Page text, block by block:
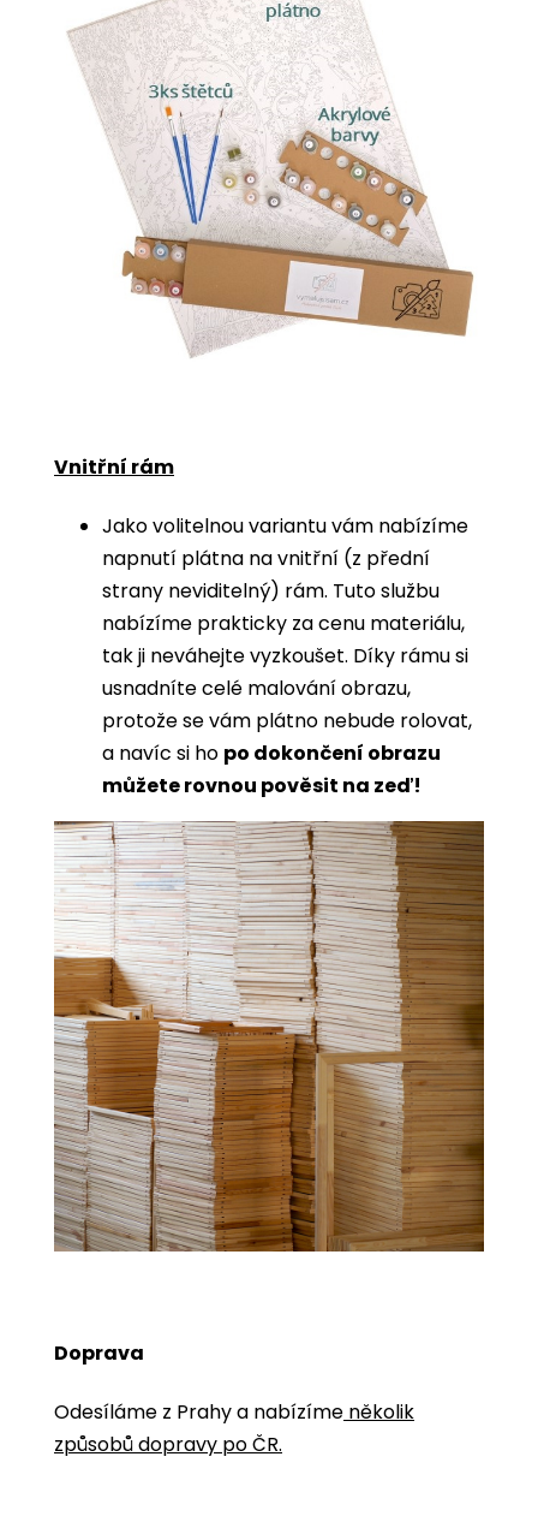
Vnitřní rám
Jako volitelnou variantu vám nabízíme
napnutí plátna na vnitřní (z přední
strany neviditelný) rám. Tuto službu
nabízíme prakticky za cenu materiálu,
tak ji neváhejte vyzkoušet. Díky rámu si
usnadníte celé malování obrazu,
protože se vám plátno nebude rolovat,
a navíc si ho po dokončení obrazu
můžete rovnou pověsit na zeď!
Doprava
Odesíláme z Prahy a nabízíme několik
způsobů dopravy po ČR.